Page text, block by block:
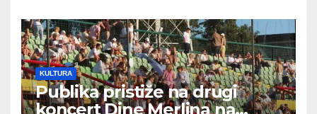
KULTURA
Publika pristiže na drugi
koncert Dine Merlina na